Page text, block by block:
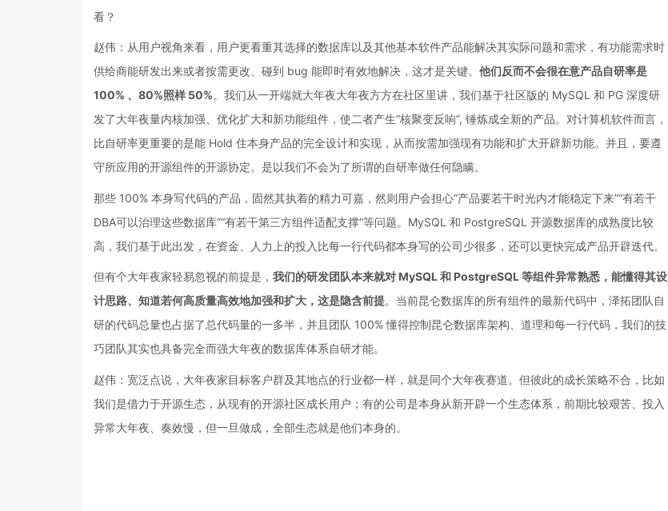
看？
赵伟：从用户视角来看，用户更看重其选择的数据库以及其他基本软件产品能解决其实际问题和需求，有功能需求时
供给商能研发出来或者按需更改、碰到 bug 能即时有效地解决，这才是关键。 他们反而不会很在意产品自研率是
100% 、80%照样 50%。我们从一开端就大年夜大年夜方方在社区里讲，我们基于社区版的 MySQL 和 PG 深度研
发了大年夜量内核加强、优化扩大和新功能组件，使二者产生“核聚变反响”, 锤炼成全新的产品。对计算机软件而言，
比自研率更重要的是能 Hold 住本身产品的完全设计和实现，从而按需加强现有功能和扩大开辟新功能。并且，要遵
守所应用的开源组件的开源协定。是以我们不会为了所谓的自研率做任何隐瞒。
那些 100% 本身写代码的产品，固然其执着的精力可嘉，然则用户会担心“产品要若干时光内才能稳定下来”“有若干
DBA可以治理这些数据库”“有若干第三方组件适配支撑”等问题。MySQL 和 PostgreSQL 开源数据库的成熟度比较
高，我们基于此出发，在资金、人力上的投入比每一行代码都本身写的公司少很多，还可以更快完成产品开辟迭代。
但有个大年夜家轻易忽视的前提是， 我们的研发团队本来就对 MySQL 和 PostgreSQL 等组件异常熟悉，能懂得其设
计思路、知道若何高质量高效地加强和扩大，这是隐含前提。当前昆仑数据库的所有组件的最新代码中，泽拓团队自
研的代码总量也占据了总代码量的一多半，并且团队 100% 懂得控制昆仑数据库架构、道理和每一行代码，我们的技
巧团队其实也具备完全而强大年夜的数据库体系自研才能。
赵伟：宽泛点说，大年夜家目标客户群及其地点的行业都一样，就是同个大年夜赛道。但彼此的成长策略不合，比如
我们是借力于开源生态，从现有的开源社区成长用户；有的公司是本身从新开辟一个生态体系，前期比较艰苦、投入
异常大年夜、奏效慢，但一旦做成，全部生态就是他们本身的。